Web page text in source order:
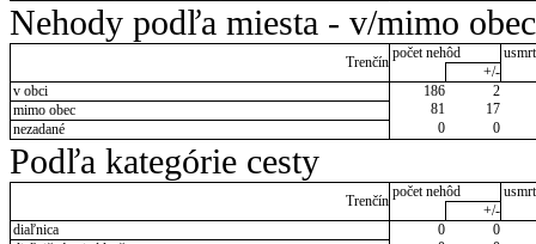
Nehody podľa miesta - v/mimo obec
Trenčín
počet nehôd
+/-
v obci
186
2
mimo obec
81
17
nezadané
0 0
Podľa kategórie cesty
Trenčín
počet nehôd
+/-
diaľnica
0
0